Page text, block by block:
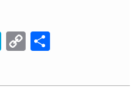
H
e
C
p